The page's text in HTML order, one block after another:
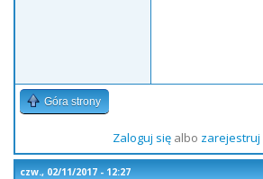
Góra strony
Zaloguj sięalbo zarejestruj
czw., 02/11/2017 - 12:27